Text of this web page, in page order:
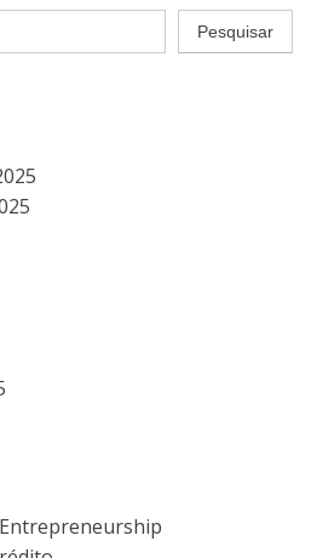
Pesquisar